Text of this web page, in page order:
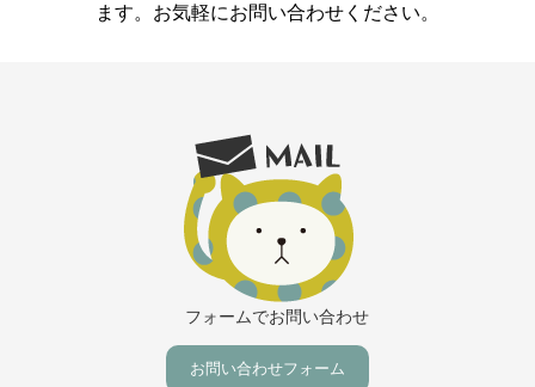
ます。お気軽にお問い合わせください。
フォームでお問い合わせ
お問い合わせフォーム